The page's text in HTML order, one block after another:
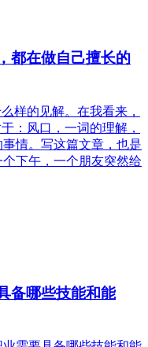
都在做自己擅长的
样的见解。在我看来，
：风口，一词的理解，
情。写这篇文章，也是
下午，一个朋友突然给
备哪些技能和能